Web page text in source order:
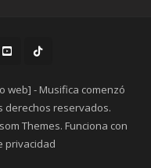
web] - Musifica comenzó
derechos reservados.
Themes. Funciona con
privacidad